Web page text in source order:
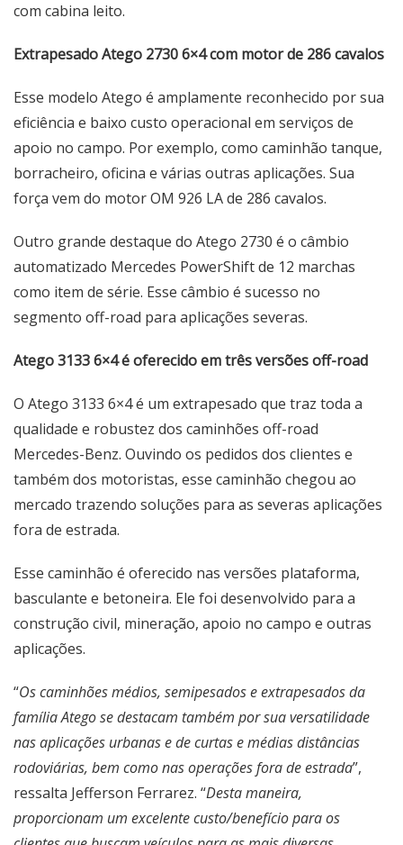
com cabina leito.
Extrapesado Atego 2730 6×4 com motor de 286 cavalos
Esse modelo Atego é amplamente reconhecido por sua
eficiência e baixo custo operacional em serviços de
apoio no campo. Por exemplo, como caminhão tanque,
borracheiro, oficina e várias outras aplicações. Sua
força vem do motor OM 926 LA de 286 cavalos.
Outro grande destaque do Atego 2730 é o câmbio
automatizado Mercedes PowerShift de 12 marchas
como item de série. Esse câmbio é sucesso no
segmento off-road para aplicações severas.
Atego 3133 6×4 é oferecido em três versões off-road
O Atego 3133 6×4 é um extrapesado que traz toda a
qualidade e robustez dos caminhões off-road
Mercedes-Benz. Ouvindo os pedidos dos clientes e
também dos motoristas, esse caminhão chegou ao
mercado trazendo soluções para as severas aplicações
fora de estrada.
Esse caminhão é oferecido nas versões plataforma,
basculante e betoneira. Ele foi desenvolvido para a
construção civil, mineração, apoio no campo e outras
aplicações.
“Os caminhões médios, semipesados e extrapesados da
família Atego se destacam também por sua versatilidade
nas aplicações urbanas e de curtas e médias distâncias
rodoviárias, bem como nas operações fora de estrada”,
ressalta Jefferson Ferrarez. “Desta maneira,
proporcionam um excelente custo/benefício para os